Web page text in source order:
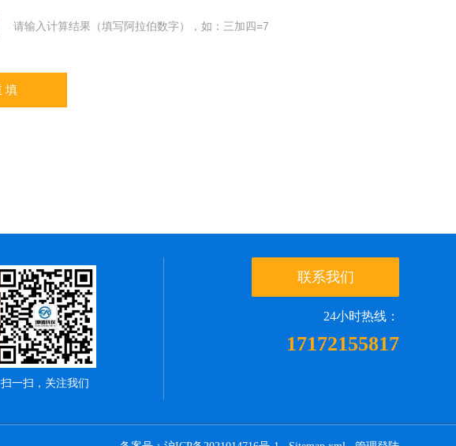
请输入计算结果（填写阿拉伯数字），如：三加四=7
扫一扫，关注我们
联系我们
24小时热线：
17172155817